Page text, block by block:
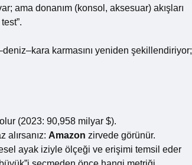
ama donanım (konsol, aksesuar) akışları
karmasını yeniden şekillendiriyor;
olur (2023: 90,958 milyar $).
alırsanız: Amazon zirvede görünür.
ayak iziyle ölçeği ve erişimi temsil eder